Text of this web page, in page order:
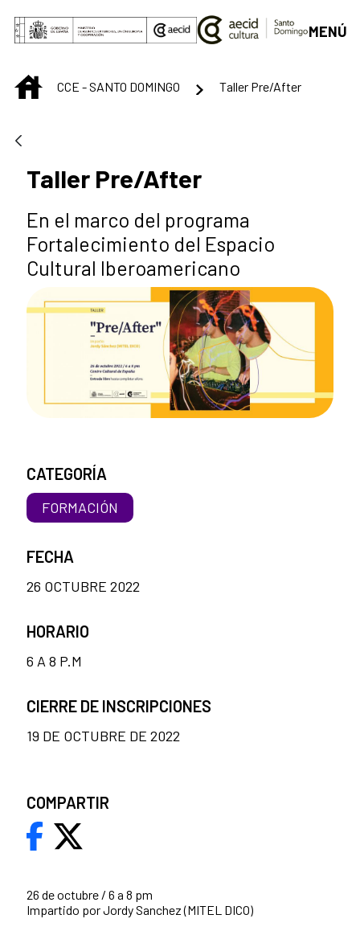
Saltar al contenido principal
MENÚ
INICIOCCE - SANTO DOMINGO Taller Pre/After
Taller Pre/After
En el marco del programa
Fortalecimiento del Espacio
Cultural Iberoamericano
26 de octubre / 6 a 8 pm
Impartido por Jordy Sanchez (MITEL DICO)
CATEGORÍA
FORMACIÓN
FECHA
26 OCTUBRE 2022
HORARIO
6 A 8 P.M
CIERRE DE INSCRIPCIONES
19 DE OCTUBRE DE 2022
COMPARTIR